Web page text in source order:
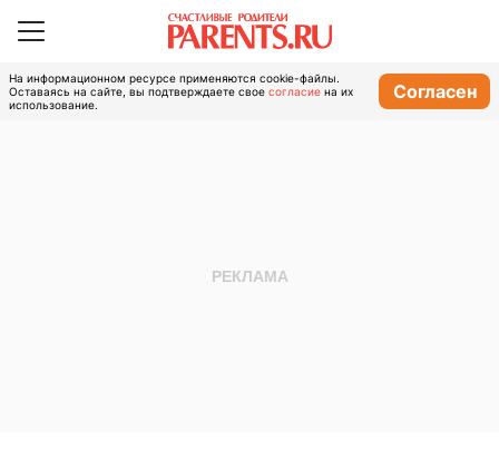
На информационном ресурсе применяются cookie-файлы.
Оставаясь на сайте, вы подтверждаете свое согласие на их
использование.
Согласен